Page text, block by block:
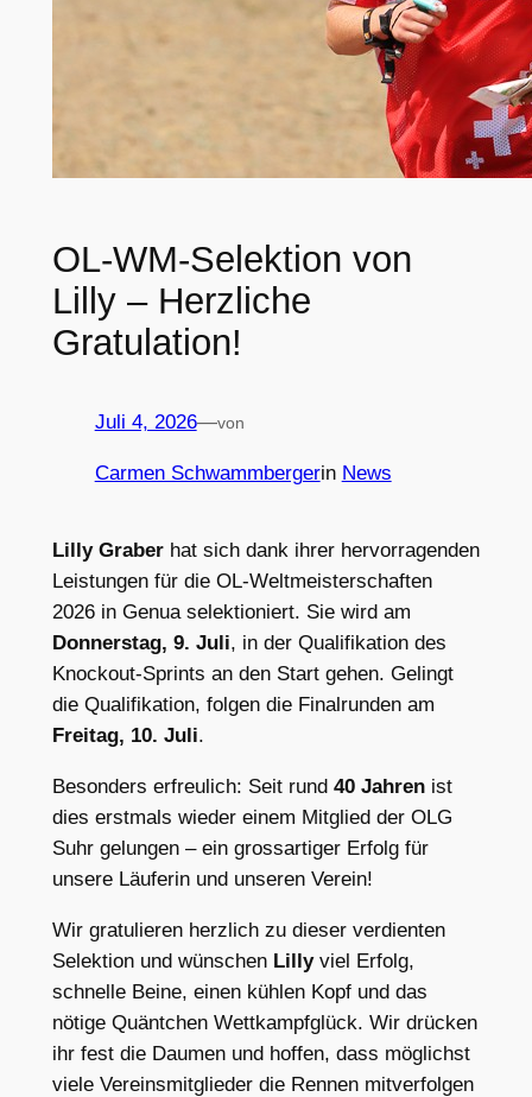
OL-WM-Selektion von
Lilly – Herzliche
Gratulation!
Juli 4, 2026—von
Carmen Schwammbergerin News
Lilly Graberhat sich dank ihrer hervorragenden
Leistungen für die OL-Weltmeisterschaften
2026 in Genua selektioniert. Sie wird am
Donnerstag, 9. Juli, in der Qualifikation des
Knockout-Sprints an den Start gehen. Gelingt
die Qualifikation, folgen die Finalrunden am
Freitag, 10. Juli.
Besonders erfreulich: Seit rund 40 Jahrenist
dies erstmals wieder einem Mitglied der OLG
Suhr gelungen – ein grossartiger Erfolg für
unsere Läuferin und unseren Verein!
Wir gratulieren herzlich zu dieser verdienten
Selektion und wünschen Lilly viel Erfolg,
schnelle Beine, einen kühlen Kopf und das
nötige Quäntchen Wettkampfglück. Wir drücken
ihr fest die Daumen und hoffen, dass möglichst
viele Vereinsmitglieder die Rennen mitverfolgen